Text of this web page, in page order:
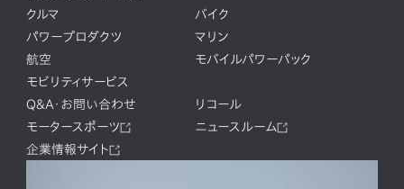
クルマ
バイク
パワープロダクツ
マリン
航空
モバイルパワーパック
モビリティサービス
Q&A・お問い合わせ
リコール
モータースポーツ
ニュースルーム
企業情報サイト